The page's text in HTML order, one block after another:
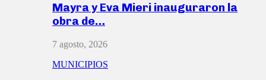
Mayra y Eva Mieri inauguraron la
obra de…
7 agosto, 2026
MUNICIPIOS